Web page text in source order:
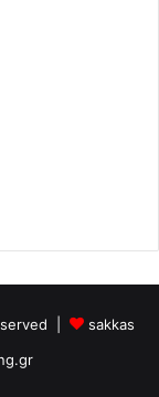
|
sakkas